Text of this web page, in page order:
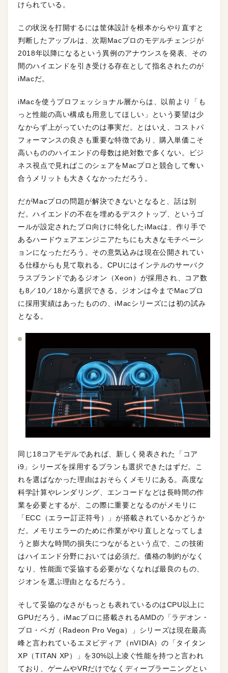
けられている。
この状況を打開するには筐体設計を根本からやり直すと
判断したアップルは、次期Macプロのモデルチェンジが
2018年以降になるという異例のアナウンスを発表、その
間のハイエンドを引き受ける存在として指名されたのが
iMacだ。
iMacを使うプロフェッショナル層からは、以前より「も
っと性能の高い構成も用意してほしい」という要望は少
なからず上がっていたのは事実だ。とはいえ、コストパ
フォーマンスの良さも重要な特徴であり、購入単価こそ
高いもののハイエンドの母数は絶対数で多くない。ビジ
ネス視点で見ればこのシェアをMacプロと競合して奪い
合うメリットも大きくなかっただろう。
だがMacプロの問題が解決できないとなると、話は別
だ。ハイエンドの不在を埋めるデスクトップ、というゴ
ールが設定されたプロ向けに特化したiMacは、作り手で
あるハードウェアエンジニアたちにも大きなモチベーシ
ョンになっただろう。その意気込みは現在公開されてい
る仕様からも見て取れる。CPUにはインテルのサーバク
ラスブランドであるジオン（Xeon）が採用され、コア数
も8／10／18から選択できる。ジオンは今までMacプロ
に採用実績はあったものの、iMacシリーズには初の試み
となる。
同じ18コアモデルであれば、新しく発表された「コア
i9」シリーズを採用するプランも選択できたはずだ。こ
れを選ばなかった理由はおそらくメモリにある。高度な
科学計算やレンダリング、エンコードなどは長時間の作
業を必要とするが、この際に重要となるのがメモリに
「ECC（エラー訂正符号）」が搭載されているかどうか
だ。メモリエラーのために作業がやり直しとなってしま
うと膨大な時間の損失につながるという点で、この技術
はハイエンド分野においては必須だ。価格の制約がなく
なり、性能面で妥協する必要がなくなれば最良のもの、
ジオンを選ぶ理由となるだろう。
そして妥協のなさがもっとも表れているのはCPU以上に
GPUだろう。iMacプロに搭載されるAMDの「ラデオン・
プロ・ベガ（Radeon Pro Vega）」シリーズは現在最高
峰と言われているエヌビディア（nVIDIA）の「タイタン
XP（TITAN XP）」を30%以上凌ぐ性能を持つと言われ
ており、ゲームやVRだけでなくディープラーニングとい